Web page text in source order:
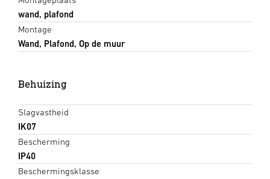
wand, plafond
Montage
Wand, Plafond, Op de muur
Behuizing
Slagvastheid
IK07
Bescherming
IP40
Beschermingsklasse